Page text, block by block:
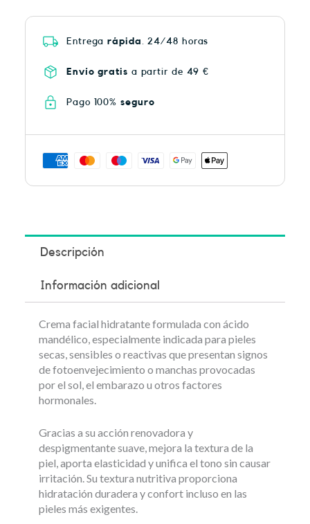
Entregarápida . 24/48 horas
Envío gratis a partir de 49 €
Pago 100% seguro
Descripción
Información adicional
Crema facial hidratante formulada con ácido
mandélico, especialmente indicada para pieles
secas, sensibles o reactivas que presentan signos
de fotoenvejecimiento o manchas provocadas
por el sol, el embarazo u otros factores
hormonales.
Gracias a su acción renovadora y
despigmentante suave, mejora la textura de la
piel, aporta elasticidad y unifica el tono sin causar
irritación. Su textura nutritiva proporciona
hidratación duradera y confort incluso en las
pieles más exigentes.